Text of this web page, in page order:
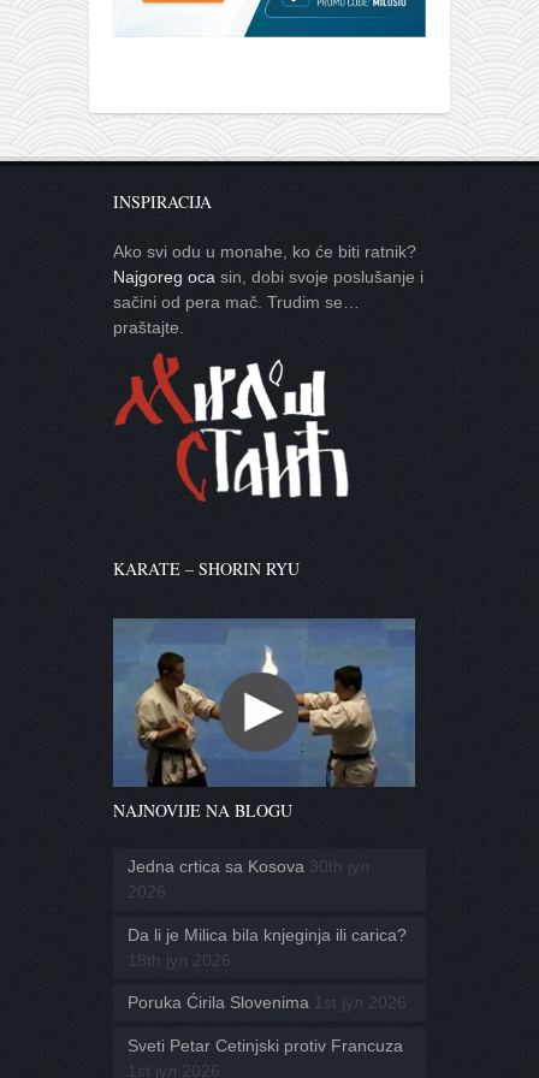
INSPIRACIJA
Ako svi odu u monahe, ko će biti ratnik?
Najgoreg oca sin, dobi svoje poslušanje i
sačini od pera mač. Trudim se…
praštajte.
KARATE – SHORIN RYU
NAJNOVIJE NA BLOGU
Jedna crtica sa Kosova 30th јул
2026
Da li je Milica bila knjeginja ili carica?
18th јул 2026
Poruka Ćirila Slovenima 1st јул 2026
Sveti Petar Cetinjski protiv Francuza
1st јул 2026